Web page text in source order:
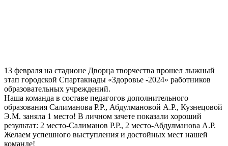
13 февраля на стадионе Дворца творчества прошел лыжный
этап городской Спартакиады «Здоровье -2024» работников
образовательных учреждений.
Наша команда в составе педагогов дополнительного
образования Салиманова Р.Р., Абдулмановой А.Р., Кузнецовой
Э.М. заняла 1 место! В личном зачете показали хороший
результат: 2 место-Салиманов Р.Р., 2 место-Абдулманова А.Р.
Желаем успешного выступления и достойных мест нашей
команде!